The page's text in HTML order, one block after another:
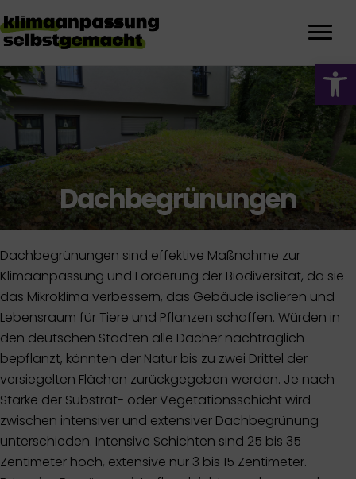
Dachbegrünungen
Dachbegrünungen sind effektive Maßnahme zur
Klimaanpassung und Förderung der Biodiversität, da sie
das Mikroklima verbessern, das Gebäude isolieren und
Lebensraum für Tiere und Pflanzen schaffen. Würden in
den deutschen Städten alle Dächer nachträglich
bepflanzt, könnten der Natur bis zu zwei Drittel der
versiegelten Flächen zurückgegeben werden. Je nach
Stärke der Substrat- oder Vegetationsschicht wird
zwischen intensiver und extensiver Dachbegrünung
unterschieden. Intensive Schichten sind 25 bis 35
Zentimeter hoch, extensive nur 3 bis 15 Zentimeter.